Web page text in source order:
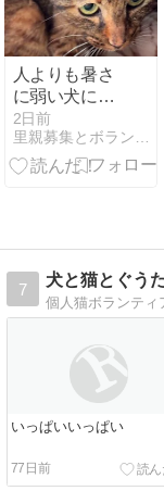
人よりも暑さ
に弱い犬に思
いやりを
2日前
里親募集とボランティアの日記
7
犬と猫とぐう
いっぱいいっぱい
77日前